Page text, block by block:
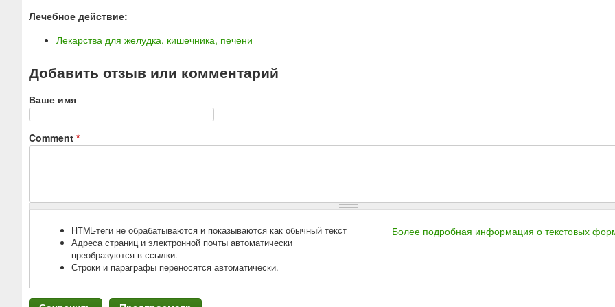
Лечебное действие:
Лекарства для желудка, кишечника, печени
Добавить отзыв или комментарий
Ваше имя
Comment *
Более подробная информация о текстовых
HTML-теги не обрабатываются и показываются как обычный текст
Адреса страниц и электронной почты автоматически
преобразуются в ссылки.
Строки и параграфы переносятся автоматически.